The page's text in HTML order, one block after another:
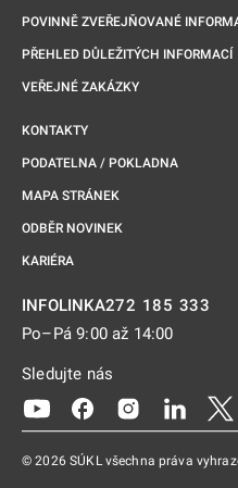
POVINNĚ ZVEŘEJŇOVANÉ
PŘEHLED DŮLEŽITÝCH INFORMACÍ
VEŘEJNÉ ZAKÁZKY
KONTAKTY
PODATELNA / POKLADNA
MAPA STRÁNEK
ODBĚR NOVINEK
KARIÉRA
INFOLINKA272 185 333
Po–Pá 9:00 až 14:00
Sledujte nás
Odkaz se otevře na
Odkaz se otevře
Odkaz se
© 2026 SÚKL všechna práva